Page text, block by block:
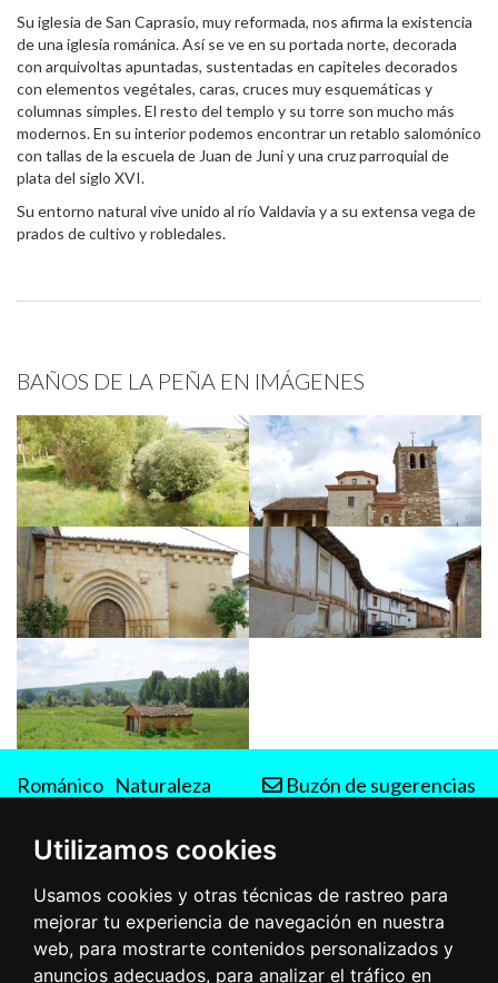
Utilizamos cookies
Usamos cookies y otras técnicas de rastreo para
mejorar tu experiencia de navegación en nuestra
web, para mostrarte contenidos personalizados y
anuncios adecuados, para analizar el tráfico en
Su iglesia de San Caprasio, muy reformada, nos afirma la existencia
de una iglesia románica. Así se ve en su portada norte, decorada
con arquivoltas apuntadas, sustentadas en capiteles decorados
con elementos vegétales, caras, cruces muy esquemáticas y
columnas simples. El resto del templo y su torre son mucho más
modernos. En su interior podemos encontrar un retablo salomónico
con tallas de la escuela de Juan de Juni y una cruz parroquial de
plata del siglo XVI.
Su entorno natural vive unido al río Valdavia y a su extensa vega de
prados de cultivo y robledales.
BAÑOS DE LA PEÑA EN IMÁGENES
Románico Naturaleza
Buzón de sugerencias